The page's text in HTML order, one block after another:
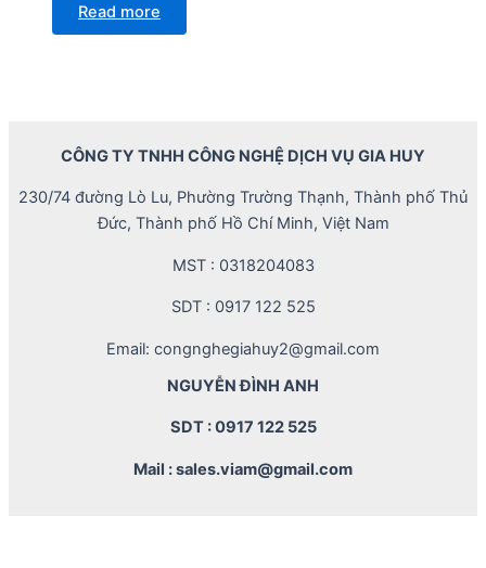
Read more
CÔNG TY TNHH CÔNG NGHỆ DỊCH VỤ GIA HUY
230/74 đường Lò Lu, Phường Trường Thạnh, Thành phố Thủ
Đức, Thành phố Hồ Chí Minh, Việt Nam
MST : 0318204083
SDT : 0917 122 525
Email: congnghegiahuy2@gmail.com
NGUYỄN ĐÌNH ANH
SDT : 0917 122 525
Mail : sales.viam@gmail.com